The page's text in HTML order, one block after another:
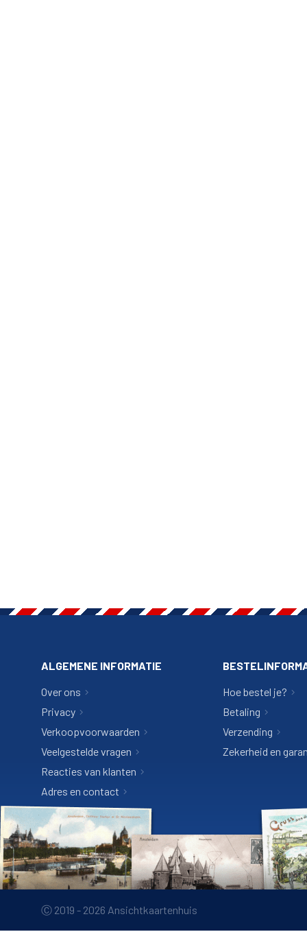
ALGEMENE INFORMATIE
Over ons
Privacy
Verkoopvoorwaarden
Veelgestelde vragen
Reacties van klanten
Adres en contact
Hoe bestel je?
Betaling
Verzending
Zekerheid en
Ⓒ 2019 - 2026 Ansichtkaartenhuis